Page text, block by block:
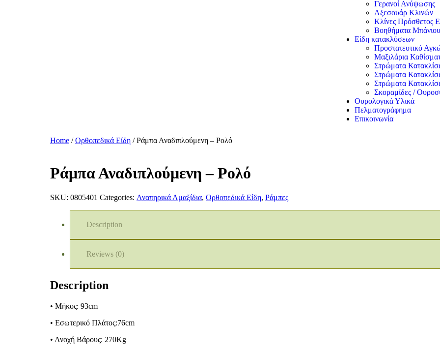
Γερανοί Ανύψωσης
Αξεσουάρ Κλινών
Κλίνες Πρόσθετος
Βοηθήματα Μπάνιου
Είδη κατακλύσεων
Προστατευτικό
Μαξιλάρια
Στρώματα
Στρώματα
Στρώματα
Σκοραμίδες /
Ουρολογικά Υλικά
Πελματογράφημα
Επικοινωνία
Home /Ορθοπεδικά Είδη / Ράμπα Αναδιπλούμενη – Ρολό
Ράμπα Αναδιπλούμενη – Ρολό
SKU: 0805401 Categories: Αναπηρικά Αμαξίδια, Ορθοπεδικά Είδη, Ράμπες
Description
Reviews (0)
Description
• Μήκος: 93cm
• Εσωτερικό Πλάτος:76cm
• Ανοχή Βάρους: 270Kg